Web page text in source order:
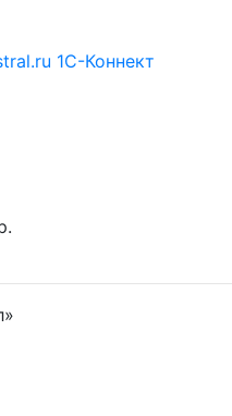
1С-Коннект